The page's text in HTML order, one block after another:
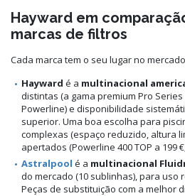
Hayward em
marcas de filtros
Cada marca tem o seu lugar no
Hayward é a multinacional
distintas (a gama premium Pro
Powerline) e disponibilidade
superior. Uma boa escolha para
complexas (espaço reduzido, altura
apertados (Powerline 400 TOP a 199
Astralpool é a multinacional
do mercado (10 sublinhas), para uso
Peças de substituição com a melhor